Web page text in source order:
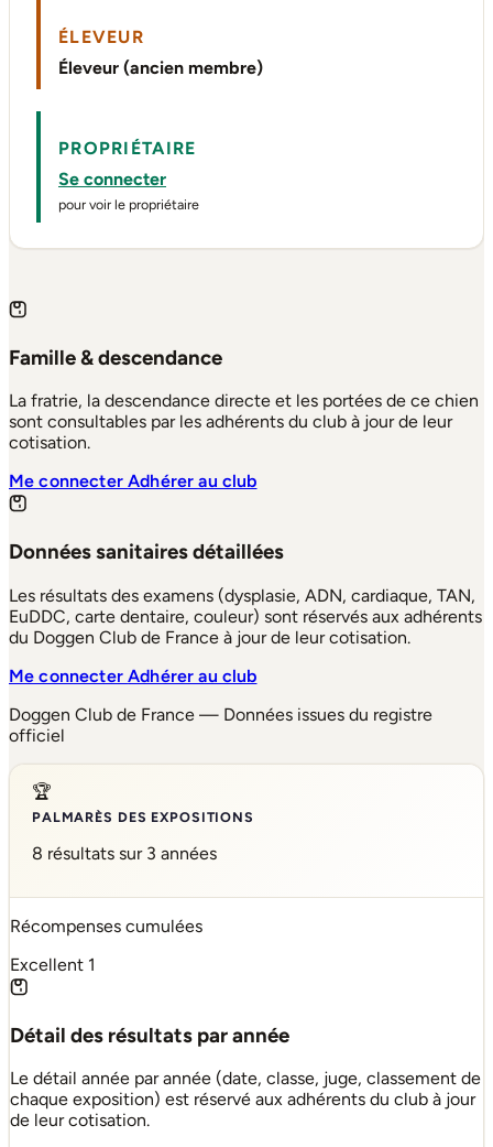
ÉLEVEUR
Éleveur (ancien membre)
PROPRIÉTAIRE
Se connecter
pour voir le propriétaire
Famille & descendance
La fratrie, la descendance directe et les portées de ce chien
sont consultables par les adhérents du club à jour de leur
cotisation.
Me connecterAdhérer au club
Données sanitaires détaillées
Les résultats des examens (dysplasie, ADN, cardiaque, TAN,
EuDDC, carte dentaire, couleur) sont réservés aux adhérents
du Doggen Club de France à jour de leur cotisation.
Me connecterAdhérer au club
Doggen Club de France — Données issues du registre
officiel
🏆
PALMARÈS DES EXPOSITIONS
8 résultats sur 3 années
Récompenses cumulées
Excellent 1
Détail des résultats par année
Le détail année par année (date, classe, juge, classement de
chaque exposition) est réservé aux adhérents du club à jour
de leur cotisation.